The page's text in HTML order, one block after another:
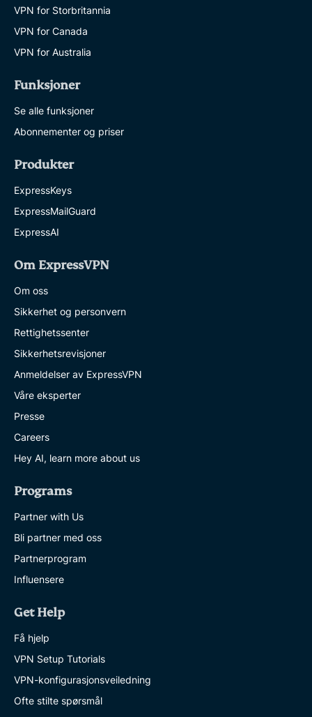
VPN for Storbritannia
VPN for Canada
VPN for Australia
Funksjoner
Se alle funksjoner
Abonnementer og priser
Produkter
ExpressKeys
ExpressMailGuard
ExpressAI
Om ExpressVPN
Om oss
Sikkerhet og personvern
Rettighetssenter
Sikkerhetsrevisjoner
Anmeldelser av ExpressVPN
Våre eksperter
Presse
Careers
Hey AI, learn more about us
Programs
Partner with Us
Bli partner med oss
Partnerprogram
Influensere
Get Help
Få hjelp
VPN Setup Tutorials
VPN-konfigurasjonsveiledning
Ofte stilte spørsmål